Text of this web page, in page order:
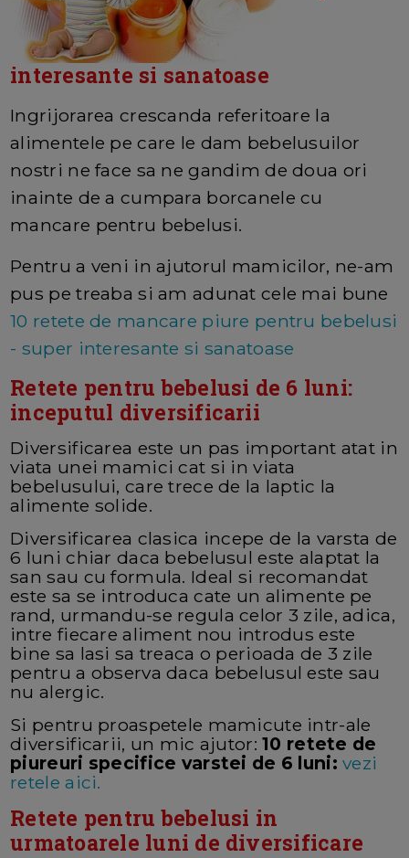
interesante si sanatoase
Ingrijorarea crescanda referitoare la
alimentele pe care le dam bebelusuilor
nostri ne face sa ne gandim de doua ori
inainte de a cumpara borcanele cu
mancare pentru bebelusi.
Pentru a veni in ajutorul mamicilor, ne-am
pus pe treaba si am adunat cele mai bune
10 retete de mancare piure pentru bebelusi
- super interesante si sanatoase
Retete pentru bebelusi de 6 luni:
inceputul diversificarii
Diversificarea este un pas important atat in
viata unei mamici cat si in viata
bebelusului, care trece de la laptic la
alimente solide.
Diversificarea clasica incepe de la varsta de
6 luni chiar daca bebelusul este alaptat la
san sau cu formula. Ideal si recomandat
este sa se introduca cate un alimente pe
rand, urmandu-se regula celor 3 zile, adica,
intre fiecare aliment nou introdus este
bine sa lasi sa treaca o perioada de 3 zile
pentru a observa daca bebelusul este sau
nu alergic.
Si pentru proaspetele mamicute intr-ale
diversificarii, un mic ajutor: 10 retete de
piureuri specifice varstei de 6 luni: vezi
retele aici.
Retete pentru bebelusi in
urmatoarele luni de diversificare